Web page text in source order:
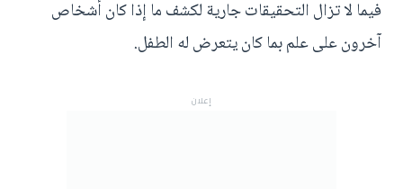
فيما لا تزال التحقيقات جارية لكشف ما إذا كان أشخاص
آخرون على علم بما كان يتعرض له الطفل.
إعلان